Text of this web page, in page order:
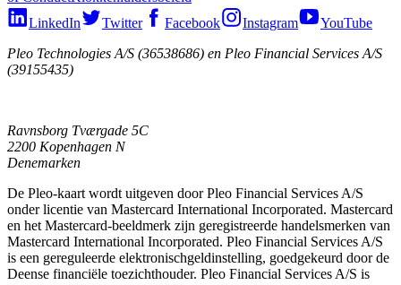
LinkedIn
Twitter Facebook Instagram
YouTube
Pleo Technologies A/S (36538686) en Pleo Financial Services A/S
(39155435)
Ravnsborg Tværgade 5C
2200 Kopenhagen N
Denemarken
De Pleo-kaart wordt uitgeven door Pleo Financial Services A/S
onder licentie van Mastercard International Incorporated. Mastercard
en het Mastercard-beeldmerk zijn geregistreerde handelsmerken van
Mastercard International Incorporated. Pleo Financial Services A/S
is een gereguleerde elektronischgeldinstelling, goedgekeurd door de
Deense financiële toezichthouder. Pleo Financial Services A/S is